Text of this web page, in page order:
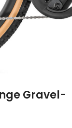
Gravel-